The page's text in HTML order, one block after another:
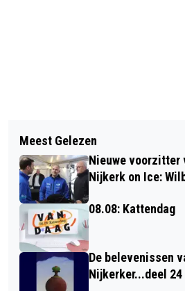
MUSEUM NIJKERK EN
WERKEN SAMEN
RENOVATIE
AANGEPAKT
Meest Gelezen
Nieuwe
Nijkerk on Ice:
08.08: Kattendag
De belevenissen
Nijkerker...deel 24